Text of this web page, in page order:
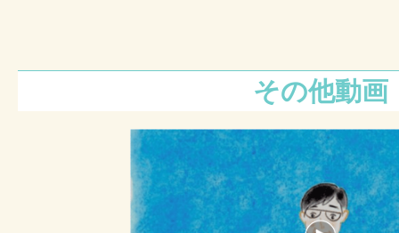
その他動画